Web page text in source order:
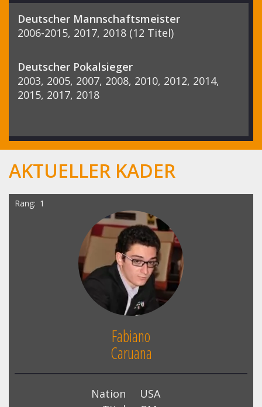
Deutscher Mannschaftsmeister
2006-2015, 2017, 2018 (12 Titel)
Deutscher Pokalsieger
2003, 2005, 2007, 2008, 2010, 2012, 2014,
2015, 2017, 2018
AKTUELLER KADER
Rang 1
Fabiano
Caruana
Nation
USA